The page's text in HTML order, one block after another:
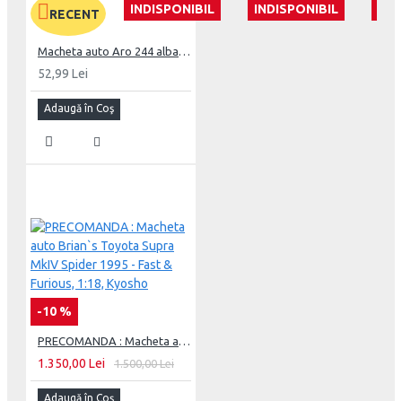
RECENT INDISPONIBIL INDISPONIBIL
52,99 Lei
Adaugă în Coş
-10 %
1.350,00 Lei 1.500,00 Lei
Adaugă în Coş